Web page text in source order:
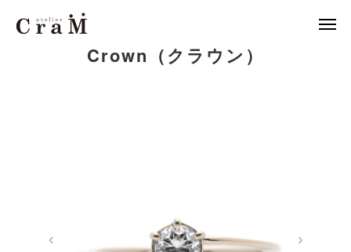
Crown（クラウン）
‹ ›